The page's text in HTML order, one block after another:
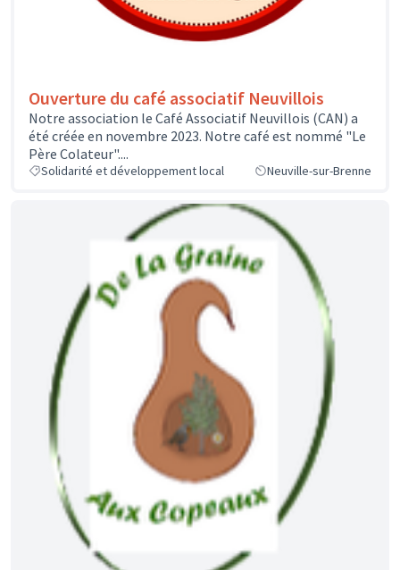
Ouverture du café associatif Neuvillois
Notre association le Café Associatif Neuvillois (CAN) a
été créée en novembre 2023. Notre café est nommé "Le
Père Colateur"....
Solidarité et développement local Neuville-sur-Brenne